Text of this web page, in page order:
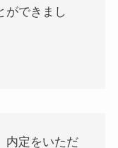
ができまし
内定をいただ